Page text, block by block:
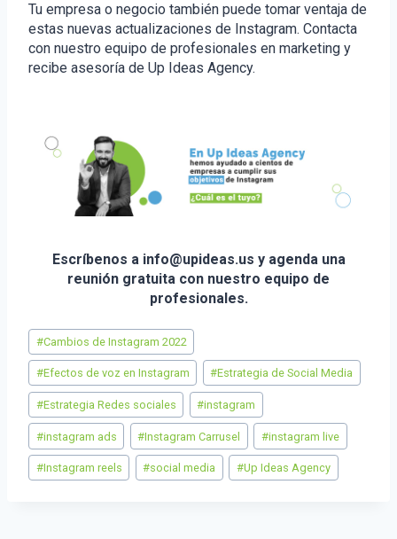
Tu empresa o negocio también puede tomar ventaja de
estas nuevas actualizaciones de Instagram. Contacta
con nuestro equipo de profesionales en marketing y
recibe asesoría de Up Ideas Agency.
Escríbenos a info@upideas.us y agenda una
reunión gratuita con nuestro equipo de
profesionales.
Etiquetas
de
la
entrada:
#Cambios de Instagram 2022
#Efectos de voz en Instagram #Estrategia de Social Media
#Estrategia Redes sociales #instagram
#instagram ads #Instagram Carrusel #instagram live
#Instagram reels #social media #Up Ideas Agency